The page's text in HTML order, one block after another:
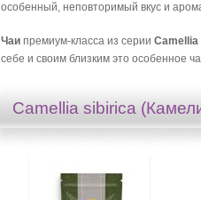
особенный, неповторимый вкус и
Чаипремиум-класса из серии Camellia
себе и своим близким это особенное
Camellia sibirica